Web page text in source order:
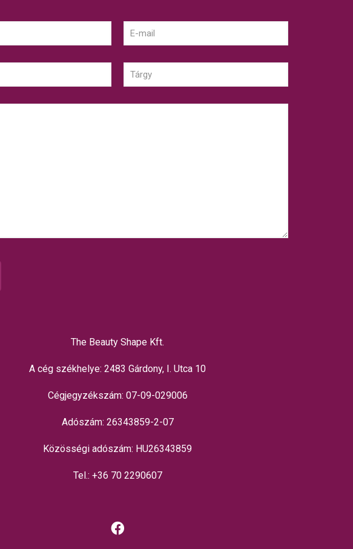
The Beauty Shape Kft.
A cég székhelye: 2483 Gárdony, I. Utca 10
Cégjegyzékszám: 07-09-029006
Adószám: 26343859-2-07
Közösségi adószám: HU26343859
Tel.: +36 70 2290607